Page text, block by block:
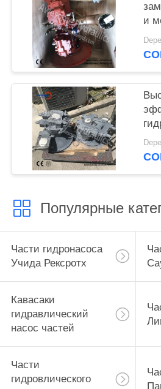
и
Популярные
Части гидронасоса
Учида Рексротх
Кавасаки
гидравлический
насос частей
Части
гидровлического